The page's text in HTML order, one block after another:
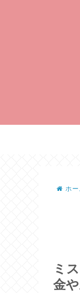
ホー
ミ
金